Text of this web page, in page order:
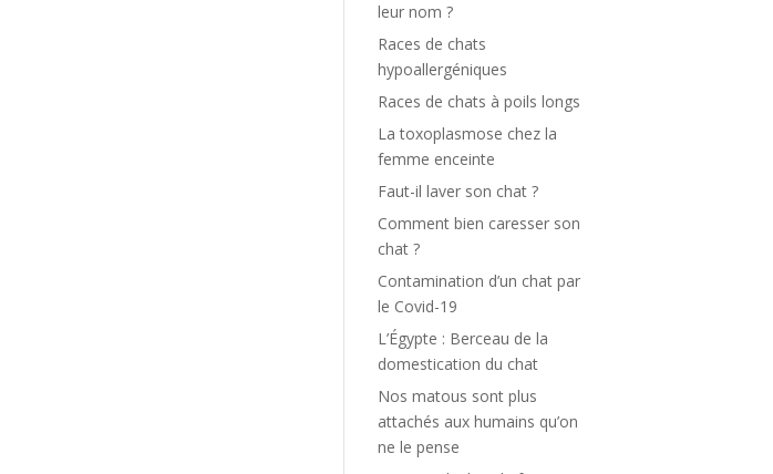
leur nom ?
Races de chats
hypoallergéniques
Races de chats à poils longs
La toxoplasmose chez la
femme enceinte
Faut-il laver son chat ?
Comment bien caresser son
chat ?
Contamination d’un chat par
le Covid-19
L’Égypte : Berceau de la
domestication du chat
Nos matous sont plus
attachés aux humains qu’on
ne le pense